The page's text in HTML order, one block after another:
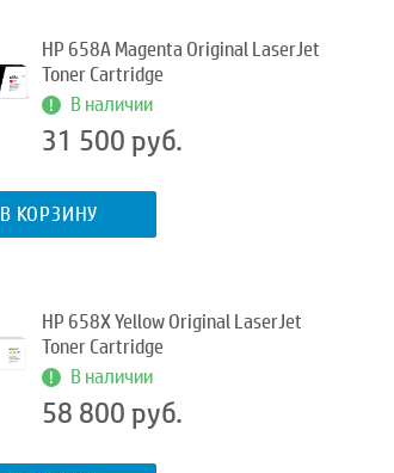
HP 658A Magenta Original LaserJet
Toner Cartridge
В наличии
31 500 руб.
В КОРЗИНУ
HP 658X Yellow Original LaserJet
Toner Cartridge
В наличии
58 800 руб.